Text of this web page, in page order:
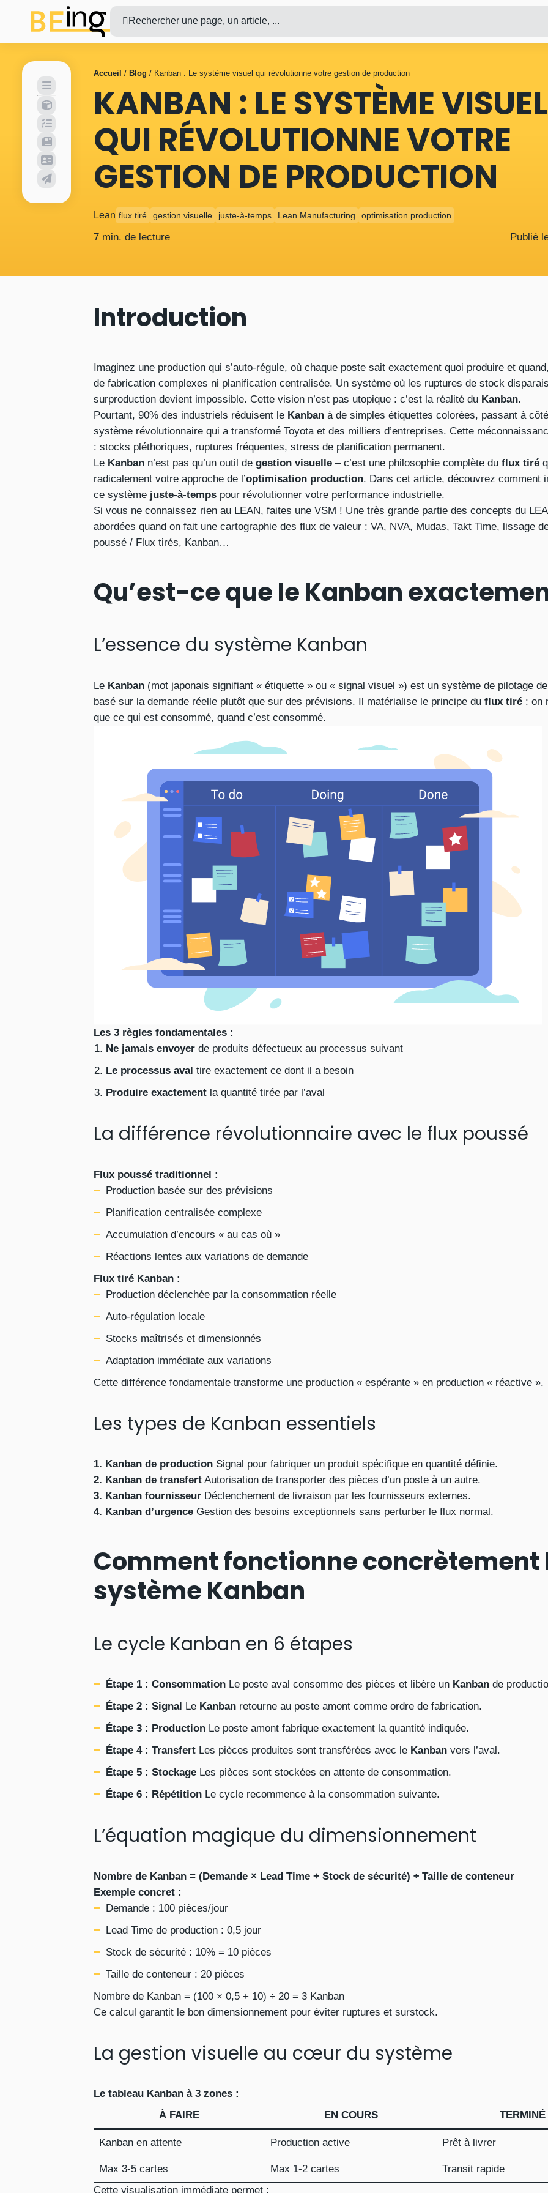
Rechercher une page, un article, ...
Accueil / Blog / Kanban : Le système visuel qui révolutionne votre gestion de production
KANBAN : LE SYSTÈME VISUEL
QUI RÉVOLUTIONNE VOTRE
GESTION DE PRODUCTION
Lean flux tiré gestion visuelle juste-à-temps Lean Manufacturing optimisation production
7 min. de lecture Publié
Introduction
Imaginez une production qui s’auto-régule, où chaque poste sait exactement quoi produire et
de fabrication complexes ni planification centralisée. Un système où les ruptures de stock
surproduction devient impossible. Cette vision n’est pas utopique : c’est la réalité du Kanban.
Pourtant, 90% des industriels réduisent le Kanbanà de simples étiquettes colorées, passant à côté
système révolutionnaire qui a transformé Toyota et des milliers d’entreprises. Cette
: stocks pléthoriques, ruptures fréquentes, stress de planification permanent.
Le Kanbann’est pas qu’un outil de gestion visuelle– c’est une philosophie complète du flux tiré
radicalement votre approche de l’optimisation production. Dans cet article, découvrez comment
ce système juste-à-tempspour révolutionner votre performance industrielle.
Si vous ne connaissez rien au LEAN, faites une VSM ! Une très grande partie des concepts du
abordées quand on fait une cartographie des flux de valeur : VA, NVA, Mudas, Takt Time, lissage
poussé / Flux tirés, Kanban…
Qu’est-ce que le Kanban
L’essence du système Kanban
Le Kanban(mot japonais signifiant « étiquette » ou « signal visuel ») est un système de pilotage
basé sur la demande réelle plutôt que sur des prévisions. Il matérialise le principe du flux tiré: on
que ce qui est consommé, quand c’est consommé.
Les 3 règles fondamentales :
Ne jamais envoyerde produits défectueux au processus suivant
Le processus aval tire exactement ce dont il a besoin
Produire exactementla quantité tirée par l’aval
La différence révolutionnaire avec le flux poussé
Flux poussé traditionnel :
Production basée sur des prévisions
Planification centralisée complexe
Accumulation d’encours « au cas où »
Réactions lentes aux variations de demande
Flux tiré Kanban :
Production déclenchée par la consommation réelle
Auto-régulation locale
Stocks maîtrisés et dimensionnés
Adaptation immédiate aux variations
Cette différence fondamentale transforme une production « espérante » en production « réactive ».
Les types de Kanban essentiels
1. Kanban de productionSignal pour fabriquer un produit spécifique en quantité définie.
2. Kanban de transfertAutorisation de transporter des pièces d’un poste à un autre.
3. Kanban fournisseurDéclenchement de livraison par les fournisseurs externes.
4. Kanban d’urgenceGestion des besoins exceptionnels sans perturber le flux normal.
Comment fonctionne concrètement
système Kanban
Le cycle Kanban en 6 étapes
Étape 1 : ConsommationLe poste aval consomme des pièces et libère un Kanbande
Étape 2 : Signal Le Kanbanretourne au poste amont comme ordre de fabrication.
Étape 3 : ProductionLe poste amont fabrique exactement la quantité indiquée.
Étape 4 : TransfertLes pièces produites sont transférées avec le Kanbanvers l’aval.
Étape 5 : StockageLes pièces sont stockées en attente de consommation.
Étape 6 : RépétitionLe cycle recommence à la consommation suivante.
L’équation magique du dimensionnement
Nombre de Kanban = (Demande × Lead Time + Stock de sécurité) ÷ Taille de conteneur
Exemple concret :
Demande : 100 pièces/jour
Lead Time de production : 0,5 jour
Stock de sécurité : 10% = 10 pièces
Taille de conteneur : 20 pièces
Nombre de Kanban = (100 × 0,5 + 10) ÷ 20 = 3 Kanban
Ce calcul garantit le bon dimensionnement pour éviter ruptures et surstock.
La gestion visuelle au cœur du système
Le tableau Kanban à 3 zones :
À FAIRE
EN COURS TERMINÉ
Kanban en attente Production active Prêt à livrer
Max 3-5 cartes Max 1-2 cartes
Transit rapide
Cette visualisation immédiate permet :